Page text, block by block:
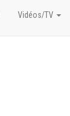
Vidéos/TV